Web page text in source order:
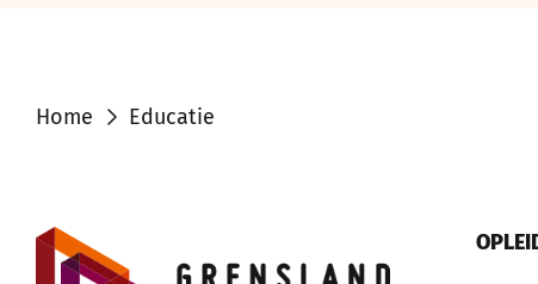
Home Educatie